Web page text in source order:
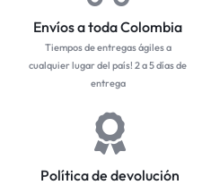
Envíos a toda Colombia
Tiempos de entregas ágiles a
cualquier lugar del país! 2 a 5 días de
entrega
Política de devolución